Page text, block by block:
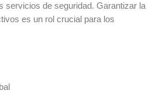
servicios de seguridad. Garantizar la
es un rol crucial para los